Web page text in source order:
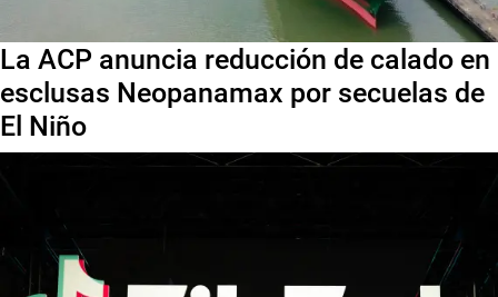
La ACP anuncia reducción de calado en
esclusas Neopanamax por secuelas de
El Niño